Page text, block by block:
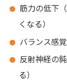
筋力の低下
くなる）
バランス感
反射神経の
る）